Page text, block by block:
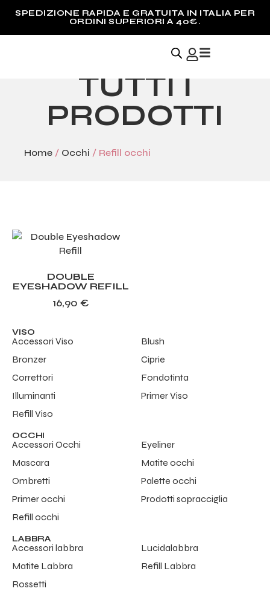
SPEDIZIONE RAPIDA E GRATUITA IN ITALIA PER
ORDINI SUPERIORI A 40€.
TUTTI I
PRODOTTI
Home / Occhi / Refill occhi
VISO
Accessori Viso
Blush
Bronzer
Ciprie
Correttori
Fondotinta
Illuminanti
Primer Viso
Refill Viso
OCCHI
Accessori Occhi
Eyeliner
Mascara
Matite occhi
Ombretti
Palette occhi
Primer occhi
Prodotti sopracciglia
Refill occhi
LABBRA
Accessori labbra
Lucidalabbra
Matite Labbra
Refill Labbra
Rossetti
DOUBLE
EYESHADOW REFILL
16,90 €